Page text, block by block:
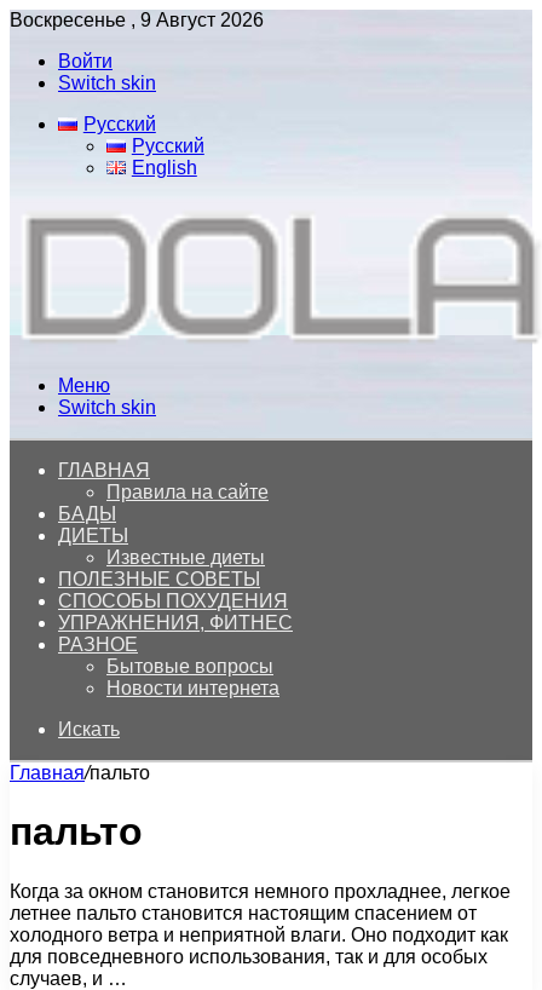
Воскресенье , 9 Август 2026
Войти
Switch skin
Русский
Русский
English
Меню
Switch skin
ГЛАВНАЯ
Правила на сайте
БАДЫ
ДИЕТЫ
Известные диеты
ПОЛЕЗНЫЕ СОВЕТЫ
СПОСОБЫ ПОХУДЕНИЯ
УПРАЖНЕНИЯ, ФИТНЕС
РАЗНОЕ
Бытовые вопросы
Новости интернета
Искать
Главная/пальто
пальто
Когда за окном становится немного прохладнее, легкое
летнее пальто становится настоящим спасением от
холодного ветра и неприятной влаги. Оно подходит как
для повседневного использования, так и для особых
случаев, и …